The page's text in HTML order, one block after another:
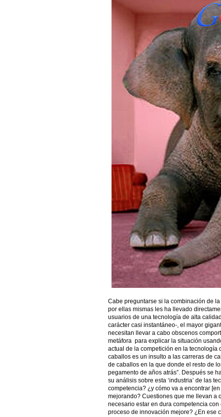
Cabe preguntarse si la combinación de
por ellas mismas les ha llevado
usuarios de una tecnología de alta
carácter casi instantáneo-, el mayor
necesitan llevar a cabo obscenos
metáfora para explicar la situación
actual de la competición en la tecnología
caballos es un insulto a las carreras de
de caballos en la que donde el resto de
pegamento de años atrás”. Después se
su análisis sobre esta ‘industria’ de las
competencia? ¿y cómo va a encontrar
mejorando? Cuestiones que me llevan a
necesario estar en dura competencia
proceso de innovación mejore? ¿En ese